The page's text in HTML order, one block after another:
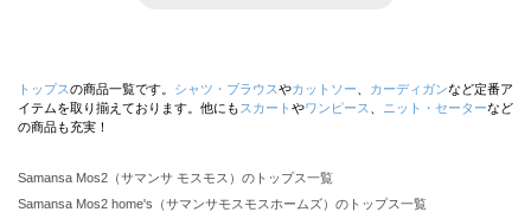
トップスの商品一覧です。 シャツ・ブラウスやカットソー カーディガンなど定番ア
イテムを取り揃えております。他にも スカート やワンピース ニット・セーターなど
の商品も充実！
Samansa Mos2（サマンサ モスモス）のトップス一覧
Samansa Mos2 home's（サマンサモスモスホームズ）のトップス一覧